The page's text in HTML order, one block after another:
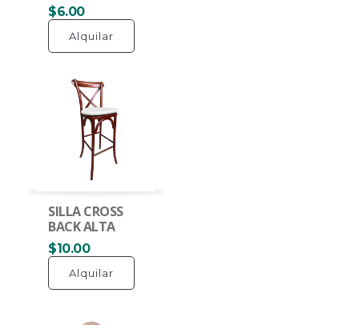
$6.00
Alquilar
SILLA CROSS
BACK ALTA
$10.00
Alquilar